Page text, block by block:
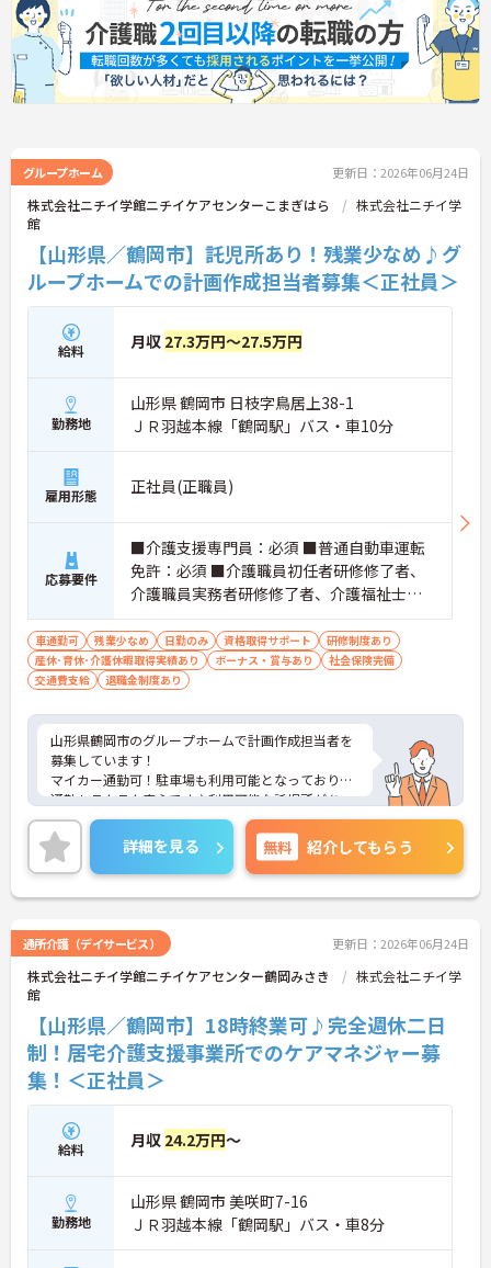
グループホーム 更新日：2026年06月24日
株式会社ニチイ学館ニチイケアセンターこまぎはら
株式会社ニチイ学
館
【山形県／鶴岡市】託児所あり！残業少なめ♪グ
ループホームでの計画作成担当者募集＜正社員＞
給料 月収 27.3万円～27.5万円
勤務地
山形県 鶴岡市 日枝字鳥居上38-1
ＪＲ羽越本線「鶴岡駅」バス・車10分
雇用形態 正社員(正職員)
応募要件
■介護支援専門員：必須 ■普通自動車運転
免許：必須 ■介護職員初任者研修修了者、
介護職員実務者研修修了者、介護福祉士：
あれば尚可 ■認知症介護実践者研修修了
（未受講の場合は入社後受講）
車通勤可 残業少なめ 日勤のみ 資格取得サポート
研修制度あり
産休･育休･介護休暇取得実績あり
ボーナス・賞与あり
社会保険完備
交通費支給
退職金制度あり
山形県鶴岡市のグループホームで計画作成担当者を
募集しています！
マイカー通勤可！駐車場も利用可能となっており、
通勤もラクラク安心です♪利用可能な託児所があ
り、子育て中の方も安心して働ける環境となってお
ります◎昇給・賞与制度もあり、頑張りを評価して
くれるので仕事のモチベーションにもつながりま
す！
ご興味のある方は、面接のポイントをお伝えします
詳細を見る 無料 紹介してもらう
通所介護（デイサービス） 更新日：2026年06月24日
株式会社ニチイ学館ニチイケアセンター鶴岡みさき
株式会社ニチイ学
館
【山形県／鶴岡市】18時終業可♪完全週休二日
制！居宅介護支援事業所でのケアマネジャー募
集！＜正社員＞
給料 月収 24.2万円～
勤務地
山形県 鶴岡市 美咲町7-16
ＪＲ羽越本線「鶴岡駅」バス・車8分